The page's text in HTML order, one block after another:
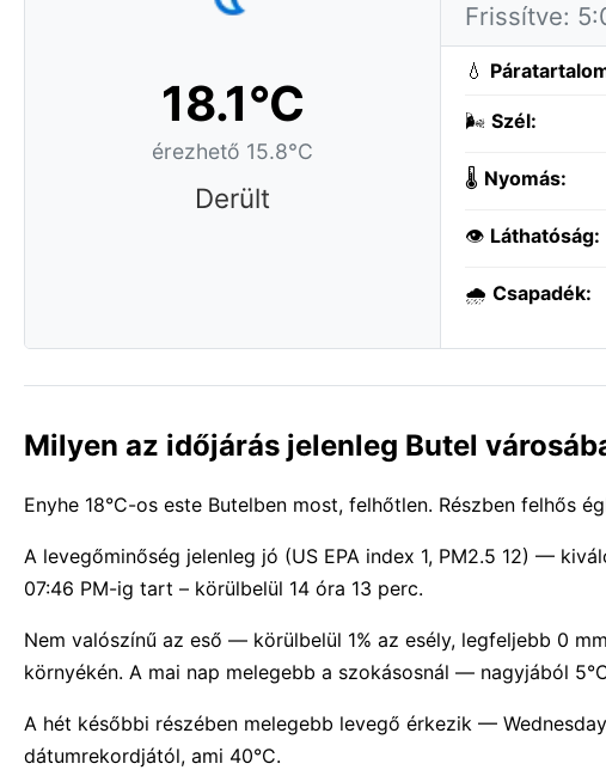
18.1°C
érezhető 15.8°C
Derült
Frissítve:
💧
🌬️ Szél:
🌡️ Nyomás:
👁️ Láthatóság:
🌧️ Csapadék:
Milyen az időjárás jelenleg Butel
Enyhe 18°C-os este Butelben most, felhőtlen. Részben felhős
A levegőminőség jelenleg jó (US EPA index 1, PM2.5 12) —
07:46 PM-ig tart – körülbelül 14 óra 13 perc.
Nem valószínű az eső — körülbelül 1% az esély, legfeljebb 0
környékén. A mai nap melegebb a szokásosnál — nagyjából
A hét későbbi részében melegebb levegő érkezik —
dátumrekordjától, ami 40°C.